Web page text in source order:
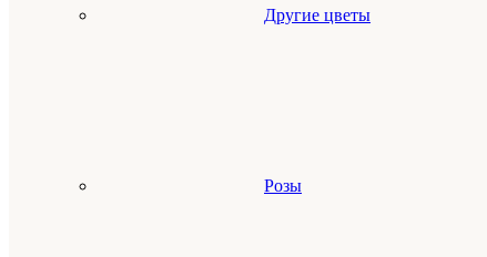
Другие цветы
Розы